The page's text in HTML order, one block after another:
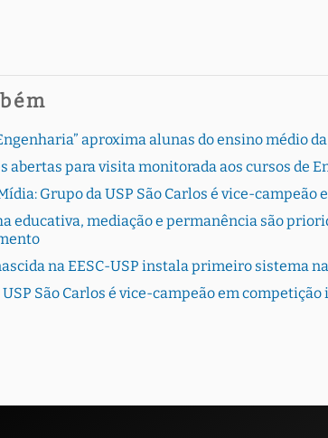
aproxima alunas do ensino médio
abertas para visita monitorada aos cursos de
Grupo da USP São Carlos é vice-
educativa, mediação e permanência são
na EESC-USP instala primeiro sistema
USP São Carlos é vice-campeão em